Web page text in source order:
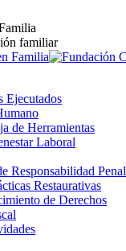
familiar
Ejecutados
de Herramientas
Laboral
Responsabilidad Penal
Restaurativas
de Derechos